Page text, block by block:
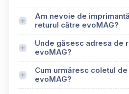
Am nevoie de
returul către evoMAG?
Unde găsesc adresa de
evoMAG?
Cum urmăresc coletul
evoMAG?